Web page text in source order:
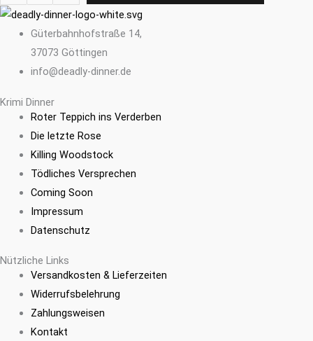
Güterbahnhofstraße 14,
37073 Göttingen
info@deadly-dinner.de
Krimi Dinner
Roter Teppich ins Verderben
Die letzte Rose
Killing Woodstock
Tödliches Versprechen
Coming Soon
Impressum
Datenschutz
Nützliche Links
Versandkosten & Lieferzeiten
Widerrufsbelehrung
Zahlungsweisen
Kontakt